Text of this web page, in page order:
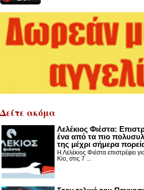
Δείτε ακόμα
Λελέκιος Φιέστα:
ένα από τα πιο
της μέχρι σήμερα
Η Λελέκιος Φιέστα επιστρέφει
Κίο, στις 7 ...